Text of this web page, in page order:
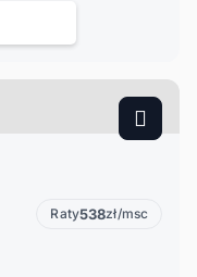
Raty538zł/msc